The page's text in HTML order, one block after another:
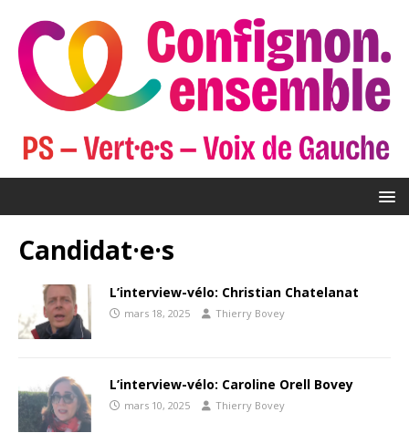
Candidat·e·s
L’interview-vélo: Christian Chatelanat
mars 18, 2025 Thierry Bovey
L’interview-vélo: Caroline Orell Bovey
mars 10, 2025 Thierry Bovey